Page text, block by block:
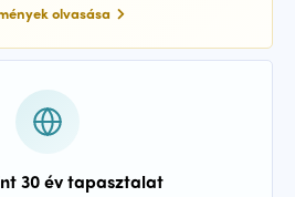
olvasása
30 év tapasztalat